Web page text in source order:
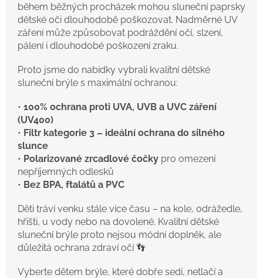
během běžných procházek mohou sluneční paprsky
dětské oči dlouhodobě poškozovat. Nadměrné UV
záření může způsobovat podráždění očí, slzení,
pálení i dlouhodobé poškození zraku.
Proto jsme do nabídky vybrali kvalitní dětské
sluneční brýle s maximální ochranou:
• 100% ochrana proti UVA, UVB a UVC záření
(UV400)
• Filtr kategorie 3 – ideální ochrana do silného
slunce
• Polarizované zrcadlové čočky pro omezení
nepříjemných odlesků
• Bez BPA, ftalátů a PVC
Děti tráví venku stále více času – na kole, odrážedle,
hřišti, u vody nebo na dovolené. Kvalitní dětské
sluneční brýle proto nejsou módní doplněk, ale
důležitá ochrana zdraví očí 👣
Vyberte dětem brýle, které dobře sedí, netlačí a